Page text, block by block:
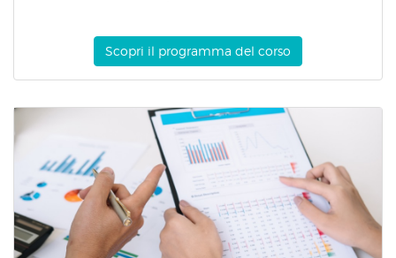
Scopri il programma del corso